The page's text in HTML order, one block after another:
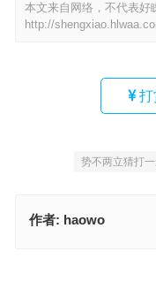
本文来自网络，不代表好
http://
打
势不两立猜打
作者: haowo